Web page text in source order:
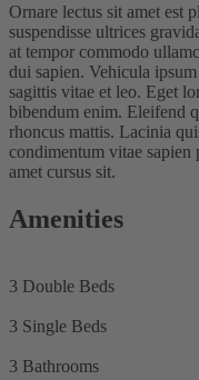
Ornare lectus sit amet est
suspendisse ultrices
at tempor commodo
dui sapien. Vehicula
sagittis vitae et leo. Eget
bibendum enim. Eleifend
rhoncus mattis. Lacinia
condimentum vitae sapien
amet cursus sit.
Amenities
3 Double Beds
3 Single Beds
3 Bathrooms